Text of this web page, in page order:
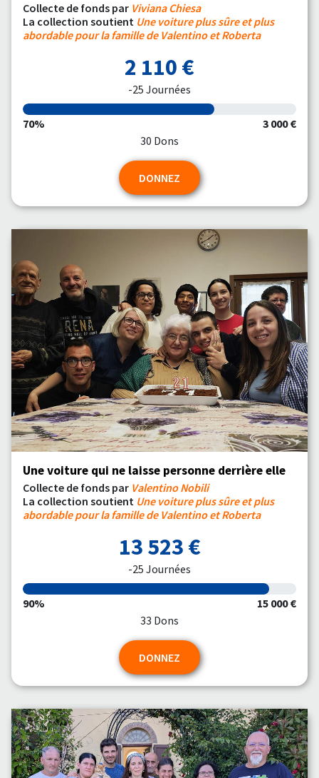
Collecte de fonds par Viviana Chiesa
La collection soutient Une voiture plus sûre et plus
abordable pour la famille de Valentino et Roberta
2 110 €
-25 Journées
70%
3 000 €
30 Dons
DONNEZ
Une voiture qui ne laisse personne derrière elle
Collecte de fonds par Valentino Nobili
La collection soutient Une voiture plus sûre et plus
abordable pour la famille de Valentino et Roberta
13 523 €
-25 Journées
90%
15 000 €
33 Dons
DONNEZ